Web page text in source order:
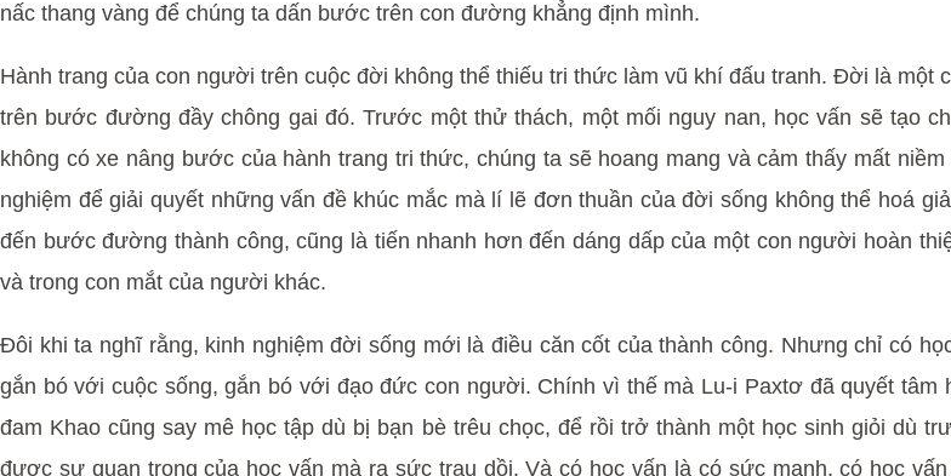
nấc thang vàng để chúng ta dấn bước trên con đường khẳng định mình.
Hành trang của con người trên cuộc đời không thể thiếu tri thức làm vũ khí đấu tranh. Đời là một
trên bước đường đầy chông gai đó. Trước một thử thách, một mối nguy nan, học vấn sẽ tạo
không có xe nâng bước của hành trang tri thức, chúng ta sẽ hoang mang và cảm thấy mất
nghiệm để giải quyết những vấn đề khúc mắc mà lí lẽ đơn thuần của đời sống không thể hoá
đến bước đường thành công, cũng là tiến nhanh hơn đến dáng dấp của một con người hoàn
và trong con mắt của người khác.
Đôi khi ta nghĩ rằng, kinh nghiệm đời sống mới là điều căn cốt của thành công. Nhưng chỉ có
gắn bó với cuộc sống, gắn bó với đạo đức con người. Chính vì thế mà Lu-i Paxtơ đã quyết
đam Khao cũng say mê học tập dù bị bạn bè trêu chọc, để rồi trở thành một học sinh giỏi dù
được sự quan trọng của học vấn mà ra sức trau dồi. Và có học vấn là có sức mạnh, có học